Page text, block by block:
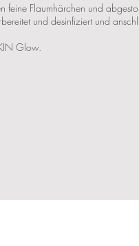
feine Flaumhärchen und
und desinfiziert und
Glow.